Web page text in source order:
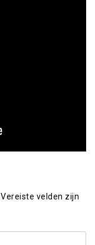
Vereiste velden zijn